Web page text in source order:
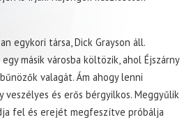
egykori társa, Dick Grayson áll.
másik városba költözik, ahol Éjszárny
valagát. Ám ahogy lenni
veszélyes és erős bérgyilkos. Meggyűlik
fel és erejét megfeszítve próbálja